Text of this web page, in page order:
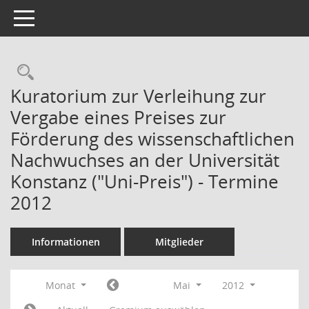
Toggle navigation
Kuratorium zur Verleihung zur
Vergabe eines Preises zur
Förderung des wissenschaftlichen
Nachwuchses an der Universität
Konstanz ("Uni-Preis") - Termine
2012
Informationen Mitglieder
Monat Mai
2012